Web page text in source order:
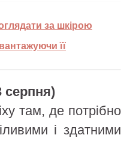
за шкірою
її
там, де потрібно
і здатними